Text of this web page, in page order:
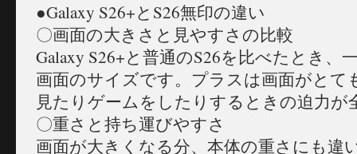
●Galaxy S26+とS26無印の違い
〇画面の大きさと見やすさの比較
Galaxy S26+と普通のS26を比べたとき、
画面のサイズです。プラスは画面がとて
見たりゲームをしたりするときの迫力が
〇重さと持ち運びやすさ
画面が大きくなる分、本体の重さにも違